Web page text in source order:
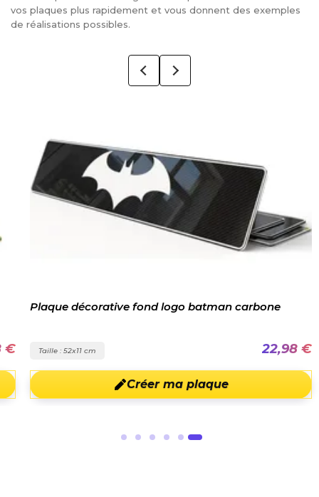
vos plaques plus rapidement et vous donnent des exemples
de réalisations possibles.
€
Plaque décorative fond logo batman carbone
Taille : 52x11 cm 22,98 €
Créer ma plaque